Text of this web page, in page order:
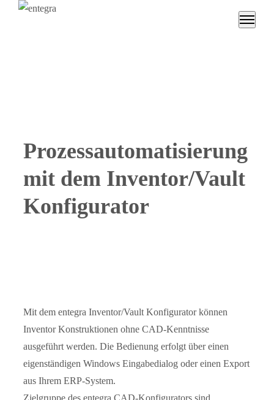
Prozessautomatisierung
mit dem Inventor/Vault
Konfigurator
Mit dem entegra Inventor/Vault Konfigurator können
Inventor Konstruktionen ohne CAD-Kenntnisse
ausgeführt werden. Die Bedienung erfolgt über einen
eigenständigen Windows Eingabedialog oder einen Export
aus Ihrem ERP-System.